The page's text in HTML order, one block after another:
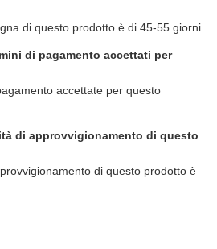
di questo prodotto è di 45-55 giorni.
di pagamento accettati per
accettate per questo
di approvvigionamento di questo
di questo prodotto è